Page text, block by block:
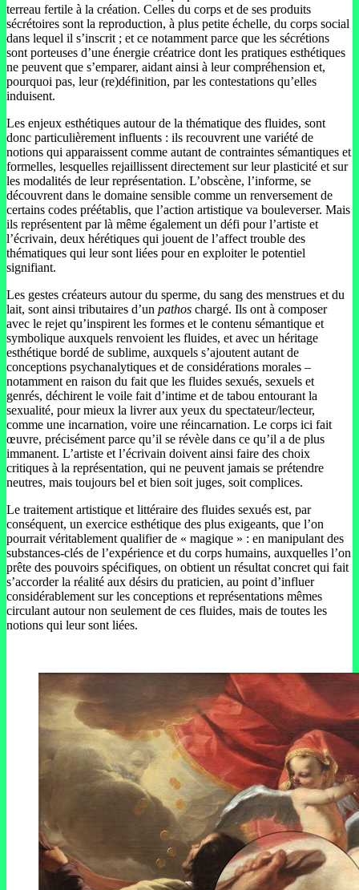
terreau fertile à la création. Celles du corps et de ses produits
sécrétoires sont la reproduction, à plus petite échelle, du corps social
dans lequel il s’inscrit ; et ce notamment parce que les sécrétions
sont porteuses d’une énergie créatrice dont les pratiques esthétiques
ne peuvent que s’emparer, aidant ainsi à leur compréhension et,
pourquoi pas, leur (re)définition, par les contestations qu’elles
induisent.
Les enjeux esthétiques autour de la thématique des fluides, sont
donc particulièrement influents : ils recouvrent une variété de
notions qui apparaissent comme autant de contraintes sémantiques et
formelles, lesquelles rejaillissent directement sur leur plasticité et sur
les modalités de leur représentation. L’obscène, l’informe, se
découvrent dans le domaine sensible comme un renversement de
certains codes préétablis, que l’action artistique va bouleverser. Mais
ils représentent par là même également un défi pour l’artiste et
l’écrivain, deux hérétiques qui jouent de l’affect trouble des
thématiques qui leur sont liées pour en exploiter le potentiel
signifiant.
Les gestes créateurs autour du sperme, du sang des menstrues et du
lait, sont ainsi tributaires d’un pathos chargé. Ils ont à composer
avec le rejet qu’inspirent les formes et le contenu sémantique et
symbolique auxquels renvoient les fluides, et avec un héritage
esthétique bordé de sublime, auxquels s’ajoutent autant de
conceptions psychanalytiques et de considérations morales –
notamment en raison du fait que les fluides sexués, sexuels et
genrés, déchirent le voile fait d’intime et de tabou entourant la
sexualité, pour mieux la livrer aux yeux du spectateur/lecteur,
comme une incarnation, voire une réincarnation. Le corps ici fait
œuvre, précisément parce qu’il se révèle dans ce qu’il a de plus
immanent. L’artiste et l’écrivain doivent ainsi faire des choix
critiques à la représentation, qui ne peuvent jamais se prétendre
neutres, mais toujours bel et bien soit juges, soit complices.
Le traitement artistique et littéraire des fluides sexués est, par
conséquent, un exercice esthétique des plus exigeants, que l’on
pourrait véritablement qualifier de « magique » : en manipulant des
substances-clés de l’expérience et du corps humains, auxquelles l’on
prête des pouvoirs spécifiques, on obtient un résultat concret qui fait
s’accorder la réalité aux désirs du praticien, au point d’influer
considérablement sur les conceptions et représentations mêmes
circulant autour non seulement de ces fluides, mais de toutes les
notions qui leur sont liées.